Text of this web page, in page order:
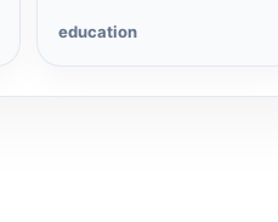
education